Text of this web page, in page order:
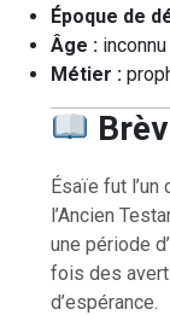
Époque de
Âge : inconnu
Métier :
Ésaïe fut
l’Ancien
une période
fois des
d’espérance.